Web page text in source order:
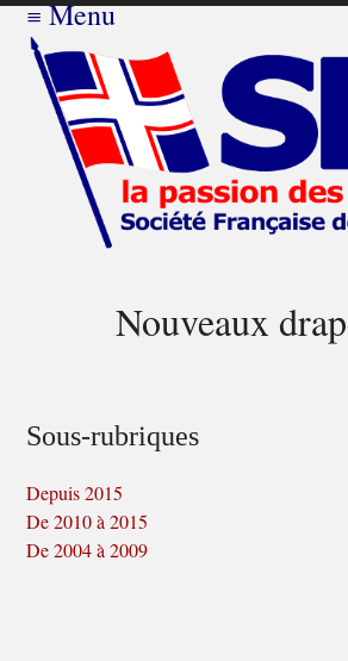
≡Menu
Nouveaux
Sous-rubriques
Depuis 2015
De 2010 à 2015
De 2004 à 2009